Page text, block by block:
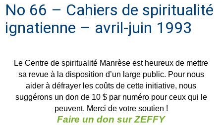
No 66 – Cahiers de spiritualité
ignatienne – avril-juin 1993
Le Centre de spiritualité Manrèse est heureux de mettre
sa revue à la disposition d’un large public. Pour nous
aider à défrayer les coûts de cette initiative, nous
suggérons un don de 10 $ par numéro pour ceux qui le
peuvent. Merci de votre soutien !
Faire un don sur ZEFFY